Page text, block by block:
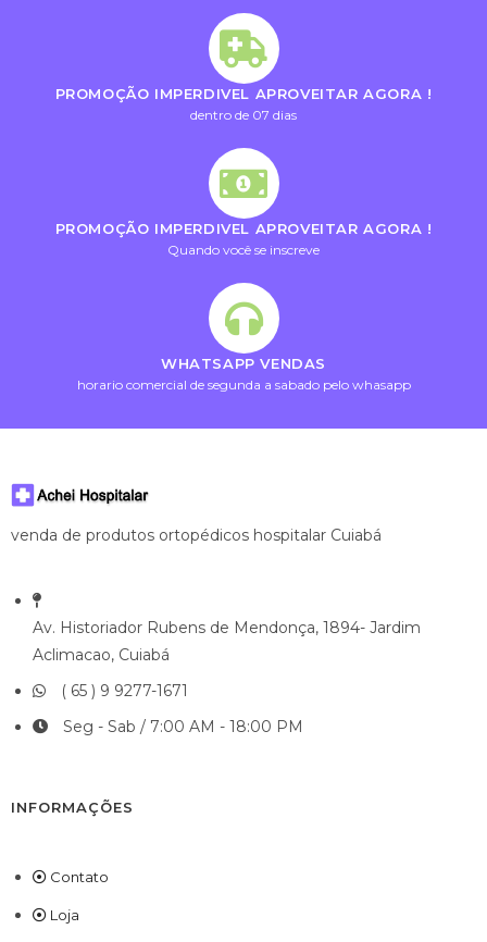
PROMOÇÃO IMPERDIVEL APROVEITAR AGORA !
dentro de 07 dias
PROMOÇÃO IMPERDIVEL APROVEITAR AGORA !
Quando você se inscreve
WHATSAPP VENDAS
horario comercial de segunda a sabado pelo whasapp
venda de produtos ortopédicos hospitalar Cuiabá
Av. Historiador Rubens de Mendonça, 1894- Jardim
Aclimacao, Cuiabá
( 65 ) 9 9277-1671
Seg - Sab / 7:00 AM - 18:00 PM
INFORMAÇÕES
Contato
Loja